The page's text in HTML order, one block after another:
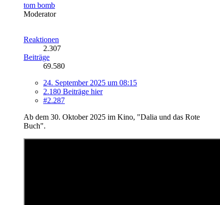
tom bomb
Moderator
Reaktionen
2.307
Beiträge
69.580
24. September 2025 um 08:15
2.180 Beiträge hier
#2.287
Ab dem 30. Oktober 2025 im Kino, "Dalia und das Rote
Buch".